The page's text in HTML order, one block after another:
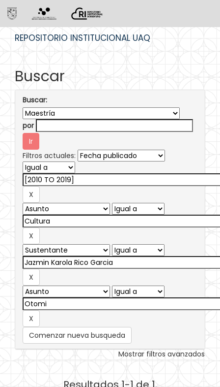
REPOSITORIO INSTITUCIONAL UAQ
Buscar
Buscar:
por
Filtros actuales:
Comenzar nueva busqueda
Mostrar filtros avanzados